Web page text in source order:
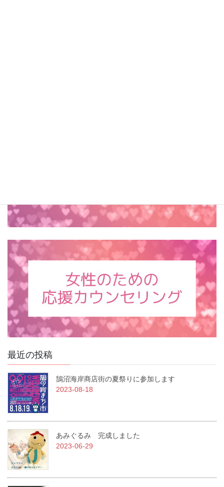
最近の投稿
鵠沼海岸商店街の夏祭りに参加します
2023-08-18
あみぐるみ 完成しました
2023-06-29